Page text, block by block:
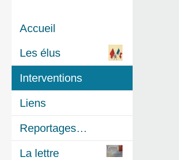
Accueil
Les élus
Interventions
Liens
Reportages…
La lettre